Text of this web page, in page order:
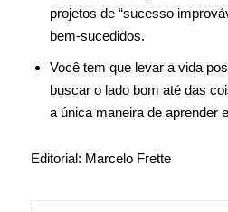
projetos de “sucesso
bem-sucedidos.
Você tem que levar a vida
buscar o lado bom até das
a única maneira de aprender
Editorial: Marcelo Frette